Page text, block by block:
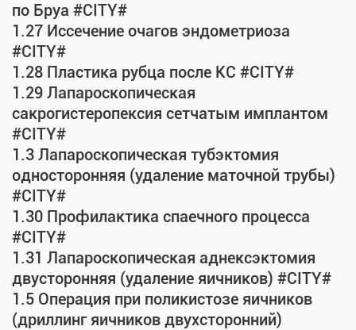
по Бруа #CITY#
1.27 Иссечение очагов эндометриоза
#CITY#
1.28 Пластика рубца после КС #CITY#
1.29 Лапароскопическая
сакрогистеропексия сетчатым имплантом
#CITY#
1.3 Лапароскопическая тубэктомия
односторонняя (удаление маточной трубы)
#CITY#
1.30 Профилактика спаечного процесса
#CITY#
1.31 Лапароскопическая аднексэктомия
двусторонняя (удаление яичников) #CITY#
1.5 Операция при поликистозе яичников
(дриллинг яичников двухсторонний)